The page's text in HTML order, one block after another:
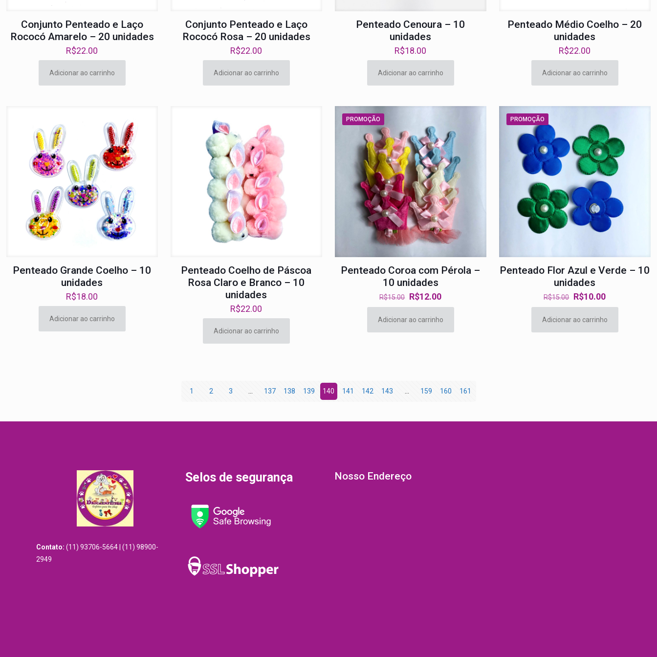
Conjunto Penteado e Laço
Rococó Amarelo – 20 unidades
R$22.00
Adicionar ao carrinho
Conjunto Penteado e Laço
Rococó Rosa – 20 unidades
R$22.00
Adicionar ao carrinho
Penteado Cenoura – 10
unidades
R$18.00
Adicionar ao carrinho
Penteado Médio Coelho – 20
unidades
R$22.00
Adicionar ao carrinho
Penteado Grande Coelho – 10
unidades
R$18.00
Adicionar ao carrinho
Penteado Coelho de Páscoa
Rosa Claro e Branco – 10
unidades
R$22.00
Adicionar ao carrinho
PROMOÇÃO
Penteado Coroa com Pérola –
10 unidades
R$15.00 O
preço
original
era:
R$12.00O
preço
atual
é:
Adicionar ao carrinho
PROMOÇÃO
Penteado Flor Azul e Verde – 10
unidades
R$15.00 O
preço
original
era:
R$10.00O
preço
atual
é:
Adicionar ao carrinho
1 2 3 … 137 138 139 140 141 142 143 … 159 160 161
Contato: (11) 93706-5664 | (11) 98900-
2949
Selos de segurança Nosso Endereço